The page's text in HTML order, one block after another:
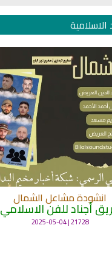
الاسلامية
انشودة مشاعل الشمال
أجناد للفن الاسلامي
21728 | 2025-05-04